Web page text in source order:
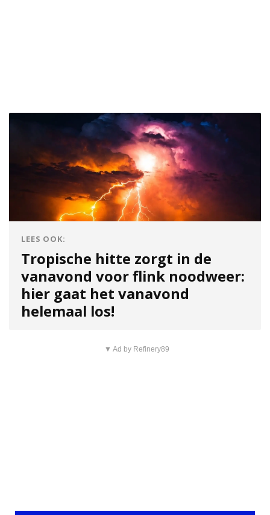
LEES OOK:
Tropische hitte zorgt in de
vanavond voor flink noodweer:
hier gaat het vanavond
helemaal los!
▼ Ad by Refinery89